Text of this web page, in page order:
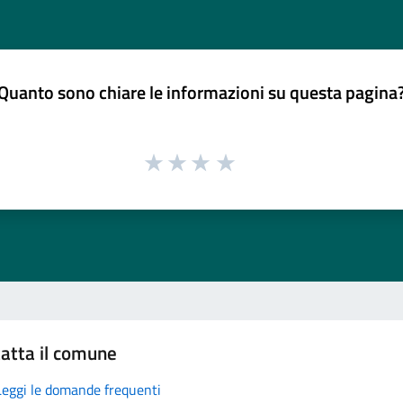
sono chiare le informazioni su questa
il comune
le domande frequenti